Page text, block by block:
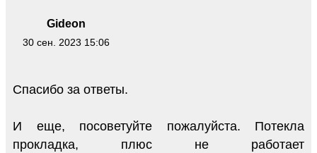
Gideon
30 сен. 2023 15:06
Спасибо за ответы.
И еще, посоветуйте пожалуйста. Потекла
прокладка, плюс не работает